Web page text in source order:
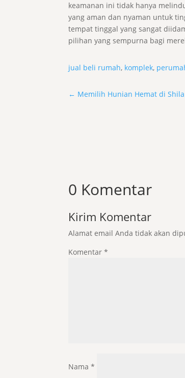
keamanan ini tidak hanya
yang aman dan nyaman untuk
tempat tinggal yang sangat
pilihan yang sempurna bagi
jual beli rumah, komplek,
← Memilih Hunian Hemat di
0 Komentar
Kirim Komentar
Alamat email Anda tidak akan
Komentar*
Nama*